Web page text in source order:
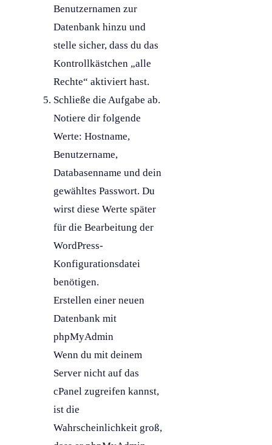
Benutzernamen zur
Datenbank hinzu und
stelle sicher, dass du das
Kontrollkästchen „alle
Rechte“ aktiviert hast.
Schließe die Aufgabe ab.
Notiere dir folgende
Werte: Hostname,
Benutzername,
Databasenname und dein
gewähltes Passwort. Du
wirst diese Werte später
für die Bearbeitung der
WordPress-
Konfigurationsdatei
benötigen.
Erstellen einer neuen
Datenbank mit
phpMyAdmin
Wenn du mit deinem
Server nicht auf das
cPanel zugreifen kannst,
ist die
Wahrscheinlichkeit groß,